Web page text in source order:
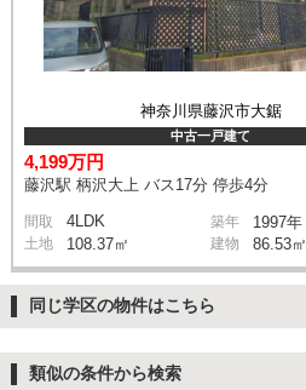
神奈川県藤沢市大鋸
中古一戸建て
4,199万円
藤沢駅 柄沢大上 バス17分 停歩4分
間取 4LDK 築年 1997年
土地 108.37㎡ 建物 86.53㎡
同じ学区の物件はこちら
類似の条件から検索